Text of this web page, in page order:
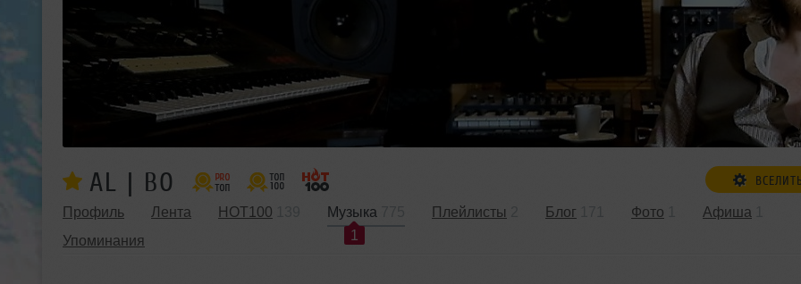
AL | BO
Профиль Лента HOT100
Музыка
1
Плейлисты Блог Фото Афиша
Упоминания